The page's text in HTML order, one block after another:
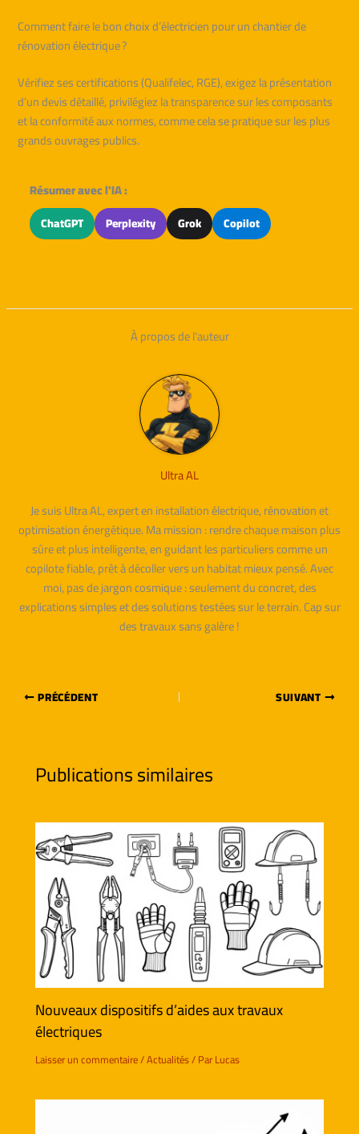
Comment faire le bon choix d’électricien pour un chantier de
rénovation électrique ?
Vérifiez ses certifications (Qualifelec, RGE), exigez la présentation
d’un devis détaillé, privilégiez la transparence sur les composants
et la conformité aux normes, comme cela se pratique sur les plus
grands ouvrages publics.
Résumer avec l'IA :
ChatGPT Perplexity Grok Copilot
À propos de l'auteur
Ultra AL
Je suis Ultra AL, expert en installation électrique, rénovation et
optimisation énergétique. Ma mission : rendre chaque maison plus
sûre et plus intelligente, en guidant les particuliers comme un
copilote fiable, prêt à décoller vers un habitat mieux pensé. Avec
moi, pas de jargon cosmique : seulement du concret, des
explications simples et des solutions testées sur le terrain. Cap sur
des travaux sans galère !
PRÉCÉDENT SUIVANT
Publications similaires
Nouveaux dispositifs d’aides aux travaux
électriques
Laisser un commentaire/Actualités/ ParLucas